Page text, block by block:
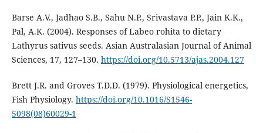
Barse A.V., Jadhao S.B., Sahu N.P., Srivastava P.P., Jain K.K.,
Pal, A.K. (2004). Responses of Labeo rohita to dietary
Lathyrus sativus seeds. Asian Australasian Journal of Animal
Sciences, 17, 127–130. https://doi.org/10.5713/ajas.2004.127
Brett J.R. and Groves T.D.D. (1979). Physiological energetics,
Fish Physiology. https://doi.org/10.1016/S1546-
5098(08)60029-1